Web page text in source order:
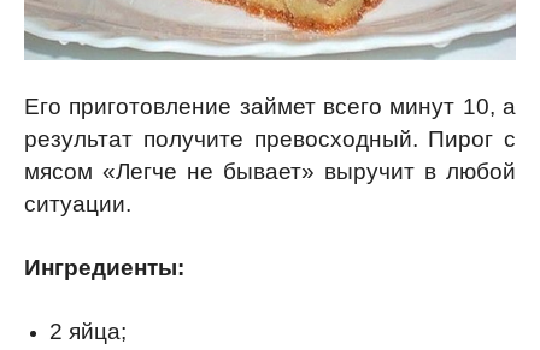
Его приготовление займет всего минут 10, а
результат получите превосходный. Пирог с
мясом «Легче не бывает» выручит в любой
ситуации.
Ингредиенты:
2 яйца;